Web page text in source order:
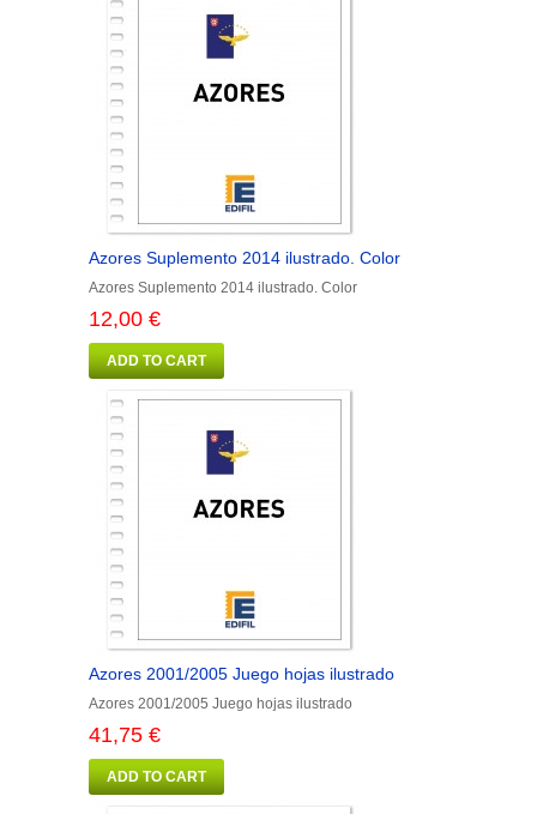
Azores Suplemento 2014 ilustrado. Color
Azores Suplemento 2014 ilustrado. Color
12,00 €
ADD TO CART
Azores 2001/2005 Juego hojas ilustrado
Azores 2001/2005 Juego hojas ilustrado
41,75 €
ADD TO CART